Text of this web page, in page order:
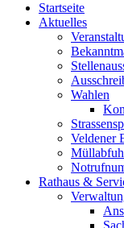
Startseite
Aktuelles
Wahlen
Veldener
Rathaus &